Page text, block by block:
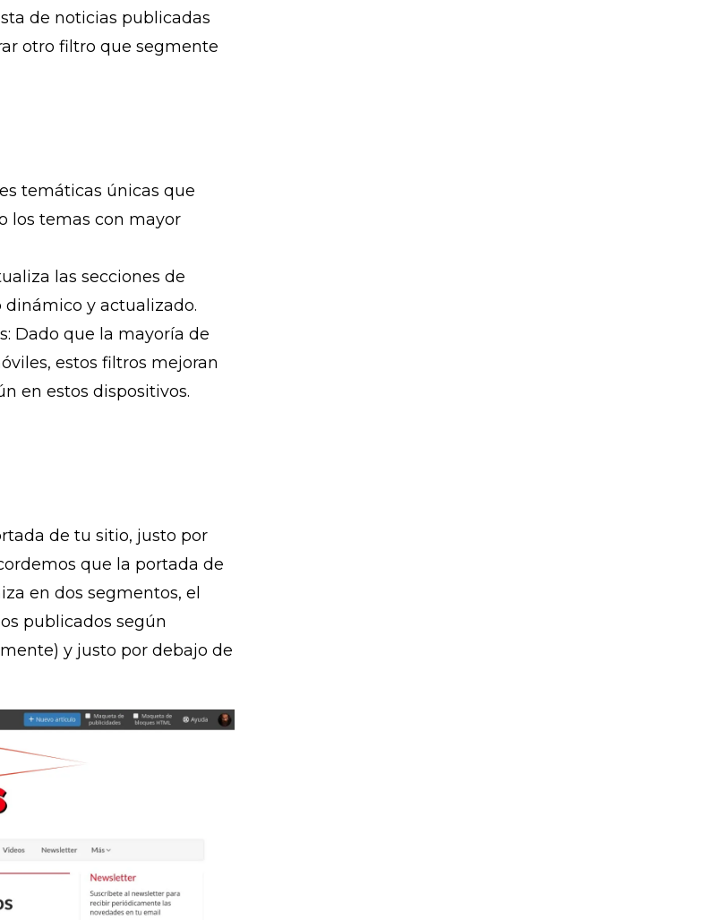
de noticias publicadas
otro filtro que segmente
temáticas únicas que
los temas con mayor
las secciones de
y actualizado.
Dado que la mayoría de
estos filtros mejoran
en estos dispositivos.
de tu sitio, justo por
que la portada de
en dos segmentos, el
publicados según
y justo por debajo de